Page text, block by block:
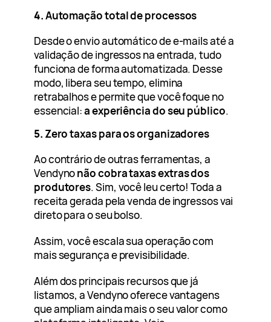
4.Automação total de processos
Desde o envio automático de e-mails até a
validação de ingressos na entrada, tudo
funciona de forma automatizada. Desse
modo, libera seu tempo, elimina
retrabalhos e permite que você foque no
essencial:a experiência do seu público.
5. Zero taxas para os organizadores
Ao contrário de outras ferramentas, a
Vendynonão cobra taxas extras dos
produtores. Sim, você leu certo! Toda a
receita gerada pela venda de ingressos vai
direto para o seu bolso.
Assim, você escala sua operação com
mais segurança e previsibilidade.
Além dos principais recursos que já
listamos, a Vendyno oferece vantagens
que ampliam ainda mais o seu valor como